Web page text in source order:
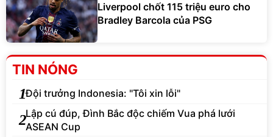
Liverpool chốt 115 triệu euro cho
Bradley Barcola của PSG
TIN NÓNG
1Đội trưởng Indonesia: "Tôi xin lỗi"
2Lập cú đúp, Đình Bắc độc chiếm Vua phá lưới
ASEAN Cup